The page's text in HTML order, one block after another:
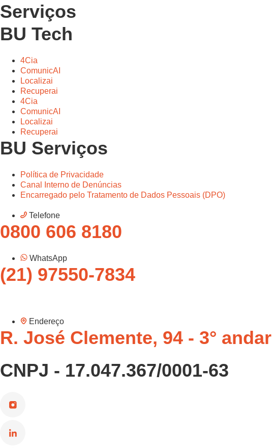
Serviços
BU Tech
4Cia
ComunicAI
Localizai
Recuperai
4Cia
ComunicAI
Localizai
Recuperai
BU Serviços
Política de Privacidade
Canal Interno de Denúncias
Encarregado pelo Tratamento de Dados Pessoais (DPO)
Telefone
0800 606 8180
WhatsApp
(21) 97550-7834
Endereço
R. José Clemente, 94 - 3°
CNPJ - 17.047.367/0001-63